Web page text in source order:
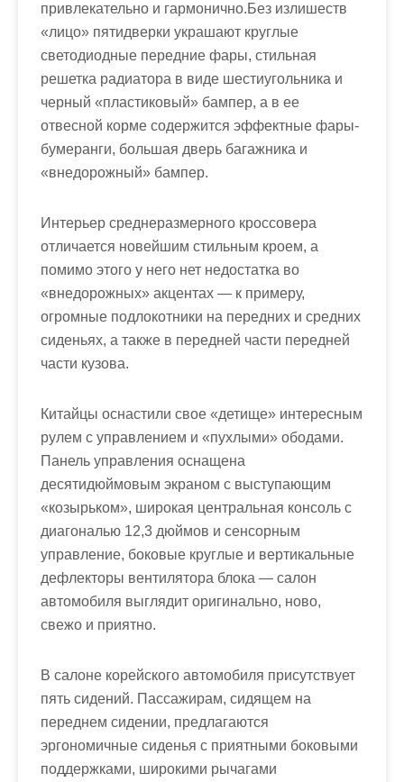
привлекательно и гармонично.Без излишеств
«лицо» пятидверки украшают круглые
светодиодные передние фары, стильная
решетка радиатора в виде шестиугольника и
черный «пластиковый» бампер, а в ее
отвесной корме содержится эффектные фары-
бумеранги, большая дверь багажника и
«внедорожный» бампер.
Интерьер среднеразмерного кроссовера
отличается новейшим стильным кроем, а
помимо этого у него нет недостатка во
«внедорожных» акцентах — к примеру,
огромные подлокотники на передних и средних
сиденьях, а также в передней части передней
части кузова.
Китайцы оснастили свое «детище» интересным
рулем с управлением и «пухлыми» ободами.
Панель управления оснащена
десятидюймовым экраном с выступающим
«козырьком», широкая центральная консоль с
диагональю 12,3 дюймов и сенсорным
управление, боковые круглые и вертикальные
дефлекторы вентилятора блока — салон
автомобиля выглядит оригинально, ново,
свежо и приятно.
В салоне корейского автомобиля присутствует
пять сидений. Пассажирам, сидящем на
переднем сидении, предлагаются
эргономичные сиденья с приятными боковыми
поддержками, широкими рычагами